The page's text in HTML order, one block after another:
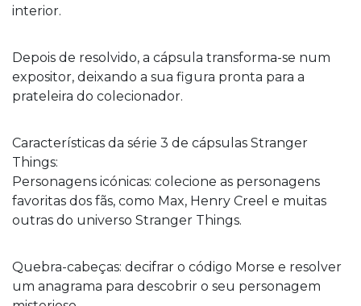
interior.
Depois de resolvido, a cápsula transforma-se num
expositor, deixando a sua figura pronta para a
prateleira do colecionador.
Características da série 3 de cápsulas Stranger
Things:
Personagens icónicas: colecione as personagens
favoritas dos fãs, como Max, Henry Creel e muitas
outras do universo Stranger Things.
Quebra-cabeças: decifrar o código Morse e resolver
um anagrama para descobrir o seu personagem